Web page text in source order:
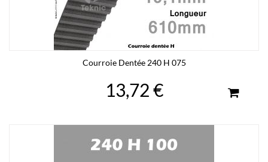
Courroie Dentée 240 H 075
13,72 €